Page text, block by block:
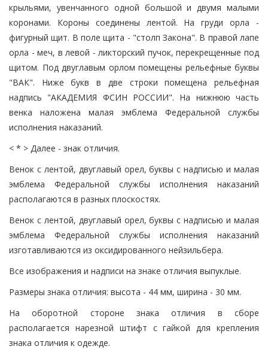
крыльями, увенчанного одной большой и двумя малыми
коронами. Короны соединены лентой. На груди орла -
фигурный щит. В поле щита - "столп Закона". В правой лапе
орла - меч, в левой - ликторский пучок, перекрещенные под
щитом. Под двуглавым орлом помещены рельефные буквы
"ВАК". Ниже букв в две строки помещена рельефная
надпись "АКАДЕМИЯ ФСИН РОССИИ". На нижнюю часть
венка наложена малая эмблема Федеральной службы
исполнения наказаний.
< * > Далее - знак отличия.
Венок с лентой, двуглавый орел, буквы с надписью и малая
эмблема Федеральной службы исполнения наказаний
располагаются в разных плоскостях.
Венок с лентой, двуглавый орел, буквы с надписью и малая
эмблема Федеральной службы исполнения наказаний
изготавливаются из оксидированного нейзильбера.
Все изображения и надписи на знаке отличия выпуклые.
Размеры знака отличия: высота - 44 мм, ширина - 30 мм.
На оборотной стороне знака отличия в сборе
располагается нарезной штифт с гайкой для крепления
знака отличия к одежде.